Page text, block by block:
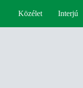
Közélet Interjú